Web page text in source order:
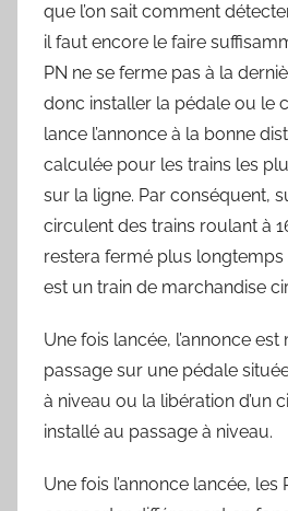
que l’on sait comment
il faut encore le faire
PN ne se ferme pas à la
donc installer la pédale ou le
lance l’annonce à la bonne
calculée pour les trains les
sur la ligne. Par conséquent,
circulent des trains roulant à
restera fermé plus longtemps
est un train de marchandise
Une fois lancée, l’annonce est
passage sur une pédale
à niveau ou la libération d’un
installé au passage à niveau.
Une fois l’annonce lancée, les